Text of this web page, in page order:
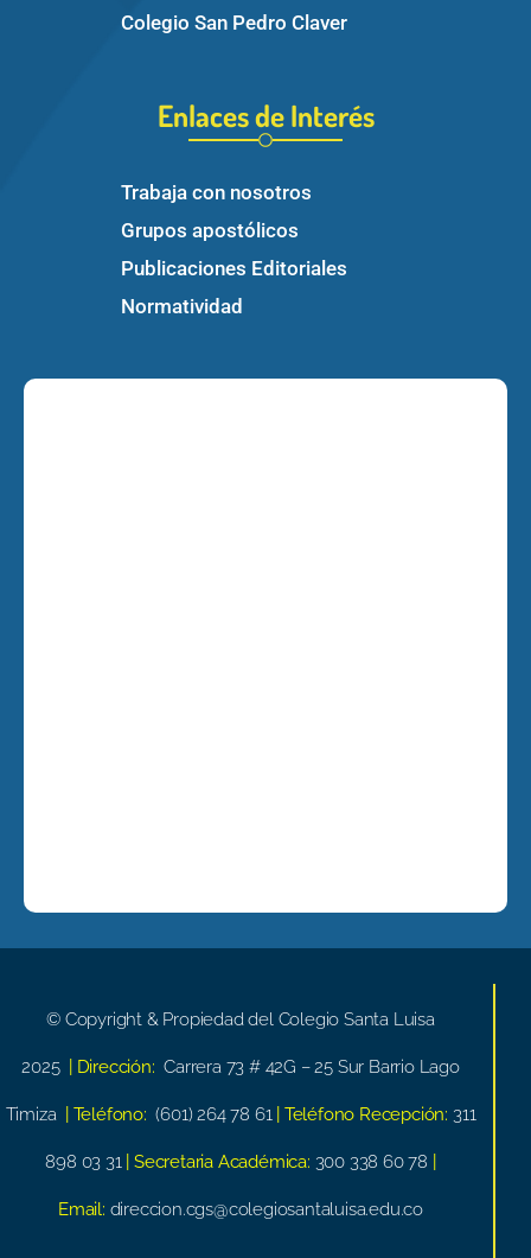
Colegio San Pedro Claver
Enlaces de Interés
Trabaja con nosotros
Grupos apostólicos
Publicaciones Editoriales
Normatividad
© Copyright & Propiedad del Colegio Santa Luisa
2025 | Dirección: Carrera 73 # 42G – 25 Sur Barrio Lago
Timiza | Teléfono: (601) 264 78 61 | Teléfono Recepción: 311
898 03 31 | Secretaria Académica: 300 338 60 78
Email: direccion.cgs@colegiosantaluisa.edu.co